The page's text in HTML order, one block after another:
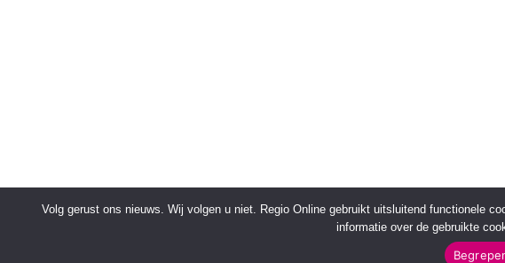
Volg gerust ons nieuws. Wij volgen u niet. Regio Online gebruikt uitsluitend functionele
informatie over de gebruikte